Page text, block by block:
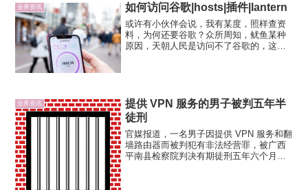
业界资讯 如何访问谷歌|hosts|插件|lantern
或许有小伙伴会说，我有某度，照样查资
料，为何还要谷歌？众所周知，鱿鱼某种
原因，天朝人民是访问不了谷歌的，这对
业界资讯
提供 VPN 服务的男子被判五年半
徒刑
官媒报道，一名男子因提供 VPN 服务和翻
墙路由器而被判犯有非法经营罪，被广西
平南县检察院判决有期徒刑五年六个月和